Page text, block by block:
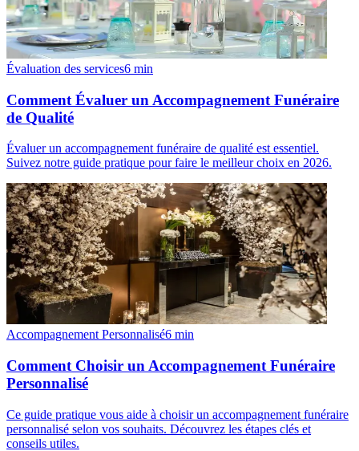
Évaluation des services6 min
Comment Évaluer un Accompagnement Funéraire
de Qualité
Évaluer un accompagnement funéraire de qualité est essentiel.
Suivez notre guide pratique pour faire le meilleur choix en 2026.
Accompagnement Personnalisé6 min
Comment Choisir un Accompagnement Funéraire
Personnalisé
Ce guide pratique vous aide à choisir un accompagnement funéraire
personnalisé selon vos souhaits. Découvrez les étapes clés et
conseils utiles.